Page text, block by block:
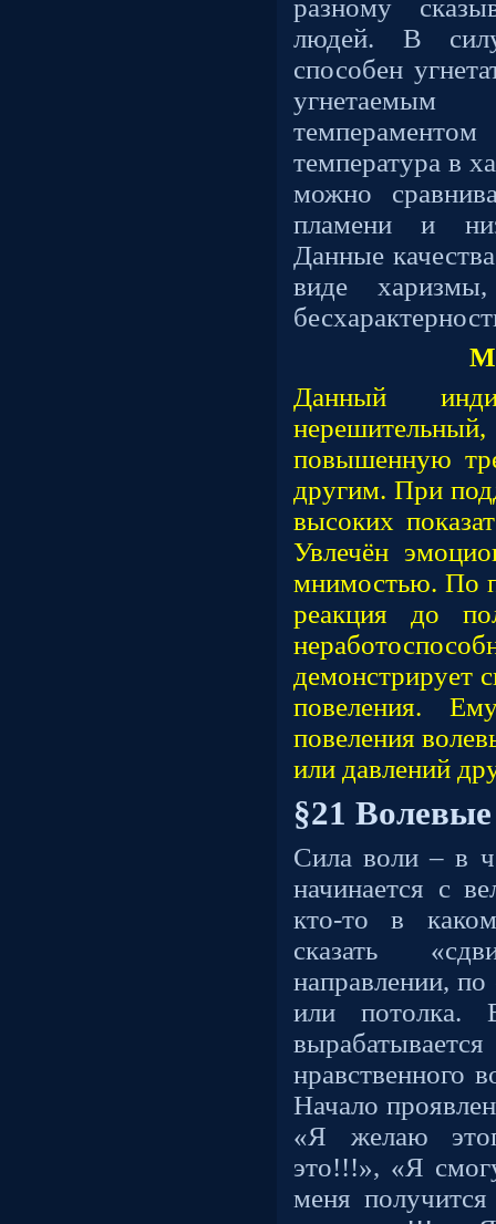
разному
людей. В силу
способен
температура в
можно
пламени и
Данные
виде
Данный
повышенную
другим. При
высоких
Увлечён
мнимостью. По
реакция до
демонстрирует
повеления.
повеления
или давлений
§21
Сила воли – в
начинается с
кто-то в
сказать
направлении,
или потолка.
нравственного
Начало
«Я желаю
это!!!», «Я
меня